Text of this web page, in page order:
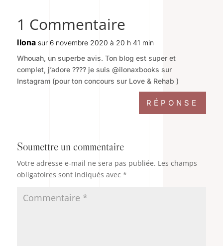
1 Commentaire
Ilona sur 6 novembre 2020 à 20 h 41 min
Whouah, un superbe avis. Ton blog est super et
complet, j’adore ???? je suis @ilonaxbooks sur
Instagram (pour ton concours sur Love & Rehab )
RÉPONSE
Soumettre un commentaire
Votre adresse e-mail ne sera pas publiée. Les champs
obligatoires sont indiqués avec *